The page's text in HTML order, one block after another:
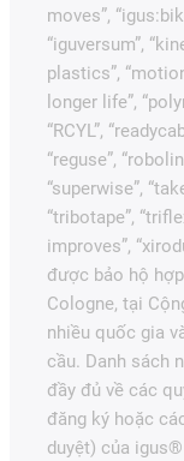
moves”,
“iguversum”,
plastics”,
longer life”,
“RCYL”,
“reguse”,
“superwise”,
“tribotape”,
improves”,
được bảo hộ
Cologne, tại
nhiều quốc gia
cầu. Danh sách
đầy đủ về các
đăng ký hoặc
duyệt) của